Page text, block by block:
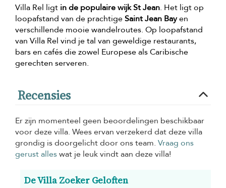
Villa Rel ligt in de populaire wijk St Jean. Het ligt op
loopafstand van de prachtigeSaint Jean Bayen
verschillende mooie wandelroutes. Op loopafstand
van Villa Rel vind je tal van geweldige restaurants,
bars en cafés die zowel Europese als Caribische
gerechten serveren.
Recensies
Er zijn momenteel geen beoordelingen beschikbaar
voor deze villa. Wees ervan verzekerd dat deze villa
grondig is doorgelicht door ons team. Vraag ons
gerust alleswat je leuk vindt aan deze villa!
De Villa Zoeker Geloften